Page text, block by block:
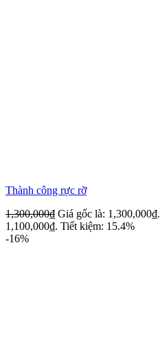
Thành công rực rỡ
1,300,000₫ Giá gốc là: 1,300,000₫.
1,100,000₫. Tiết kiệm: 15.4%
-16%